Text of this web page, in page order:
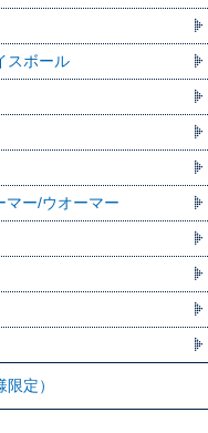
スボール
マー/ウオーマー
定）